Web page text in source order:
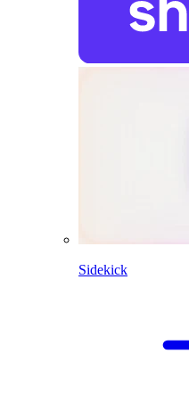
Sidekick